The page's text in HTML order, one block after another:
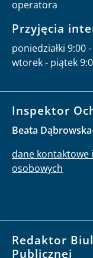
operatora
Przyjęcia
poniedziałki 9:00
wtorek - piątek
Inspektor
Beata
dane kontaktowe
osobowych
Redaktor
Publicznej